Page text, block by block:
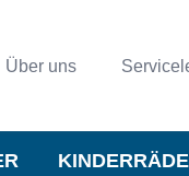
Über uns